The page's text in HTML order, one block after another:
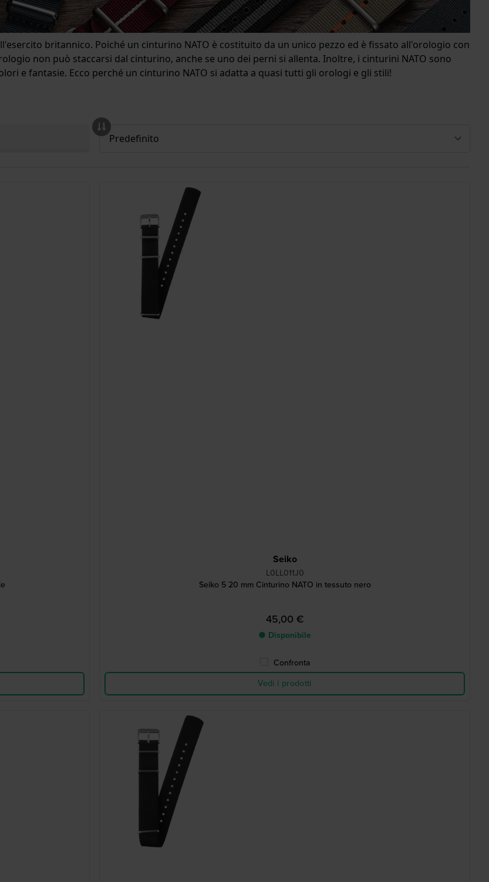
britannico. Poiché un cinturino NATO è costituito da un unico pezzo ed è fissato all'orologio con
non può staccarsi dal cinturino, anche se uno dei perni si allenta. Inoltre, i cinturini NATO sono
e fantasie. Ecco perché un cinturino NATO si adatta a quasi tutti gli orologi e gli stili!
Seiko
L0LL011J0
Seiko 5 20 mm Cinturino NATO in tessuto nero
45,00 €
● Disponibile
Confronta
Vedi i prodotti